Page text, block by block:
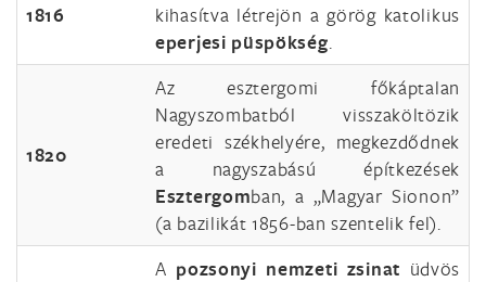
1816
kihasítva létrejön a görög katolikus
eperjesi püspökség.
1820
Az esztergomi főkáptalan
Nagyszombatból visszaköltözik
eredeti székhelyére, megkezdődnek
a nagyszabású építkezések
Esztergomban, a „Magyar Sionon”
(a bazilikát 1856-ban szentelik fel).
A pozsonyi nemzeti zsinat üdvös